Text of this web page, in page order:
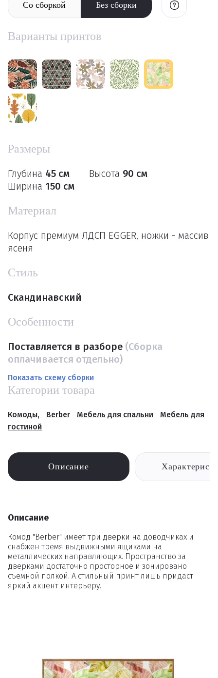
Со сборкой Без сборки
Варианты принтов
Размеры
Глубина 45 см Высота 90 см
Ширина 150 см
Материал
Корпус премиум ЛДСП EGGER, ножки - массив
ясеня
Стиль
Скандинавский
Особенности
Поставляется в разборе (Сборка
оплачивается отдельно)
Показать схему сборки
Категории товара
Комоды, Berber Мебель для спальни
Мебель для
гостиной
Описание
Описание
Комод "Berber" имеет три дверки на доводчиках и
снабжен тремя выдвижными ящиками на
металлических направляющих. Пространство за
дверками достаточно просторное и зонировано
съемной полкой. А стильный принт лишь придаст
яркий акцент интерьеру.